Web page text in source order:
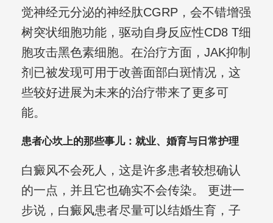
觉神经元分泌的神经肽CGRP，会不错增强
树突状细胞功能，驱动自身反应性CD8 T细
胞攻击黑色素细胞。在治疗方面，JAK抑制
剂已被发现可用于改善面部白斑情况，这
些较好进展为未来的治疗带来了更多可
能。
患者心坎上的那些事儿：就业、婚育与日常护理
白癜风不会死人，这是许多患者较想确认
的一点，并且它也确实不会传染。 更进一
步说，白癜风患者尽量可以结婚生育，子